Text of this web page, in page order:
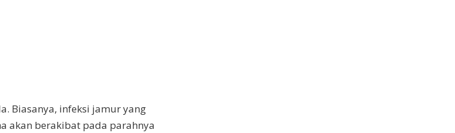
Biasanya, infeksi jamur yang
akan berakibat pada parahnya